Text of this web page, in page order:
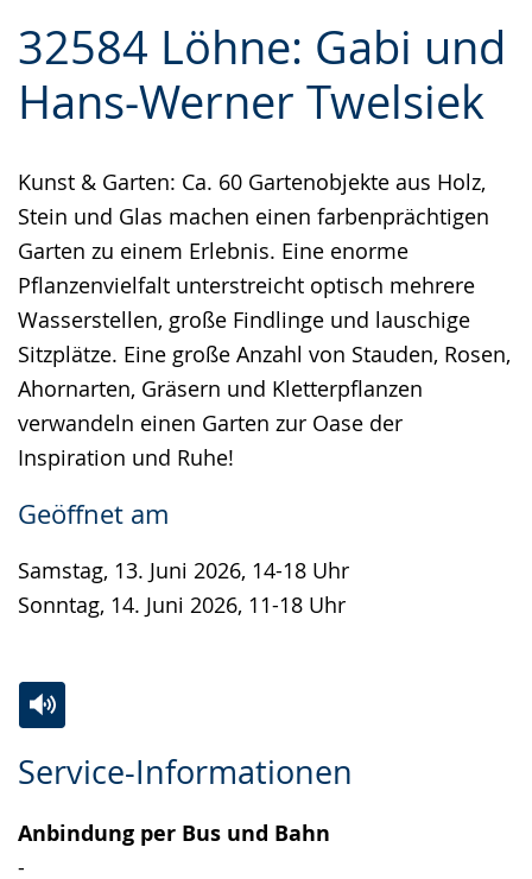
32584 Löhne: Gabi und
Hans-Werner Twelsiek
Kunst & Garten: Ca. 60 Gartenobjekte aus Holz,
Stein und Glas machen einen farbenprächtigen
Garten zu einem Erlebnis. Eine enorme
Pflanzenvielfalt unterstreicht optisch mehrere
Wasserstellen, große Findlinge und lauschige
Sitzplätze. Eine große Anzahl von Stauden, Rosen,
Ahornarten, Gräsern und Kletterpflanzen
verwandeln einen Garten zur Oase der
Inspiration und Ruhe!
Geöffnet am
Samstag, 13. Juni 2026, 14-18 Uhr
Sonntag, 14. Juni 2026, 11-18 Uhr
Leichten
Sprache
wechseln.
Audio-
Unterstützung.
Video
in
Deutscher
wird
angezeigt.
Service-Informationen
Anbindung per Bus und Bahn
-
Leichten
wechseln.
Audio-
Video
Deutscher